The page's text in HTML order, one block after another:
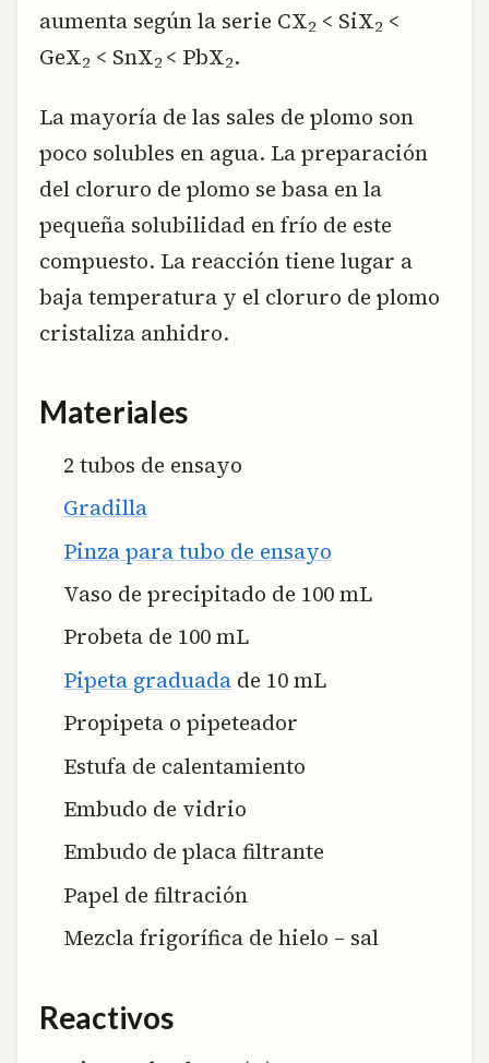
aumenta según la serie CX2 < SiX2 <
GeX2 < SnX2 < PbX2.
La mayoría de las sales de plomo son
poco solubles en agua. La preparación
del cloruro de plomo se basa en la
pequeña solubilidad en frío de este
compuesto. La reacción tiene lugar a
baja temperatura y el cloruro de plomo
cristaliza anhidro.
Materiales
2 tubos de ensayo
Gradilla
Pinza para tubo de ensayo
Vaso de precipitado de 100 mL
Probeta de 100 mL
Pipeta graduada de 10 mL
Propipeta o pipeteador
Estufa de calentamiento
Embudo de vidrio
Embudo de placa filtrante
Papel de filtración
Mezcla frigorífica de hielo – sal
Reactivos